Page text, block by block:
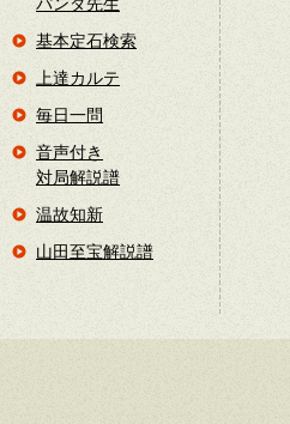
基本定石検索
上達カルテ
毎日一問
音声付き
対局解説譜
温故知新
山田至宝解説譜